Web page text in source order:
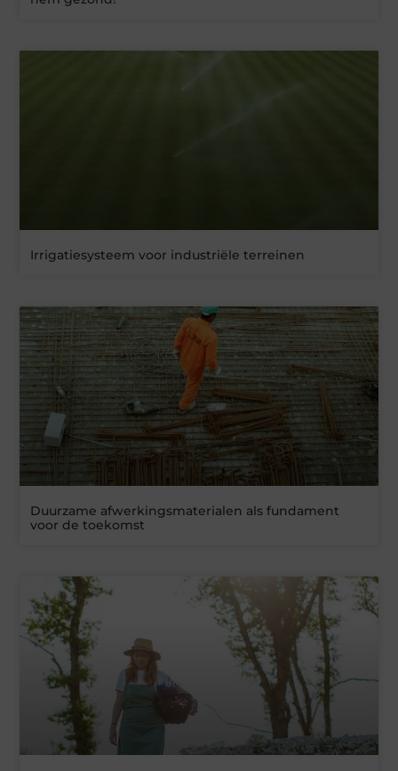
Irrigatiesysteem voor industriële terreinen
Duurzame afwerkingsmaterialen als fundament
voor de toekomst